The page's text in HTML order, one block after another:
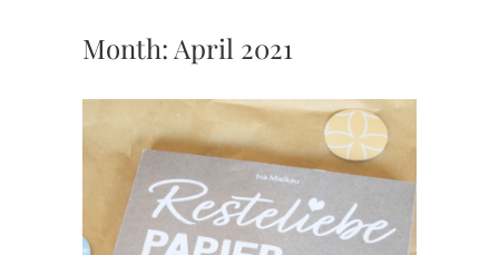
Month: April 2021